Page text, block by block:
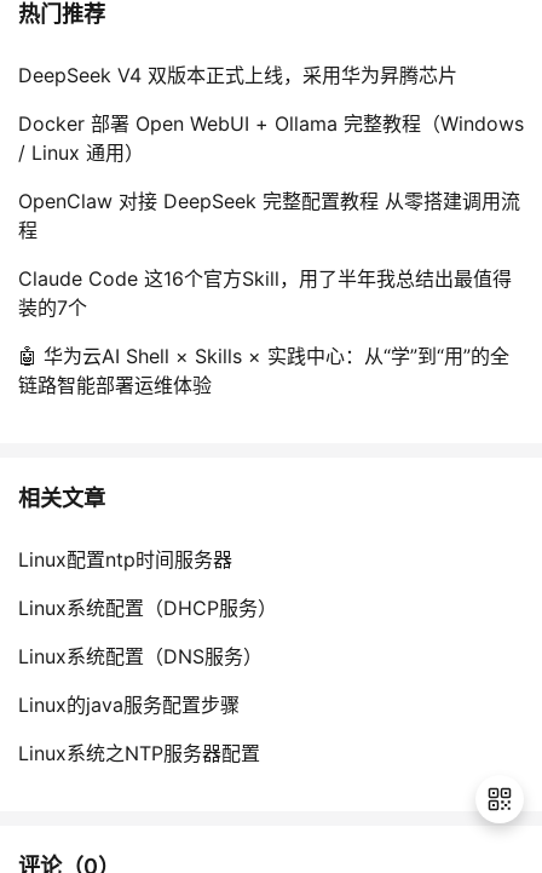
热门推荐
DeepSeek V4 双版本正式上线，采用华为昇腾芯片
Docker 部署 Open WebUI + Ollama 完整教程（Windows
/ Linux 通用）
OpenClaw 对接 DeepSeek 完整配置教程 从零搭建调用流
程
Claude Code 这16个官方Skill，用了半年我总结出最值得
装的7个
🤖 华为云AI Shell × Skills × 实践中心：从“学”到“用”的全
链路智能部署运维体验
相关文章
Linux配置ntp时间服务器
Linux系统配置（DHCP服务）
Linux系统配置（DNS服务）
Linux的java服务配置步骤
Linux系统之NTP服务器配置
评论（0）